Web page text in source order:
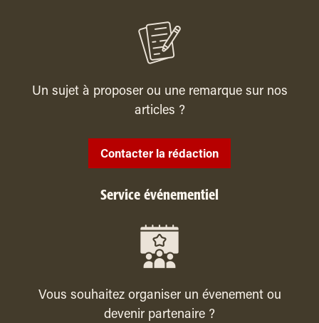
Un sujet à proposer ou une remarque sur nos
articles ?
Contacter la rédaction
Service événementiel
Vous souhaitez organiser un évenement ou
devenir partenaire ?